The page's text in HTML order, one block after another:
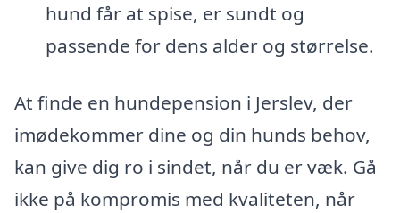
hund får at spise, er sundt og
passende for dens alder og størrelse.
At finde en hundepension i Jerslev, der
imødekommer dine og din hunds behov,
kan give dig ro i sindet, når du er væk. Gå
ikke på kompromis med kvaliteten, når